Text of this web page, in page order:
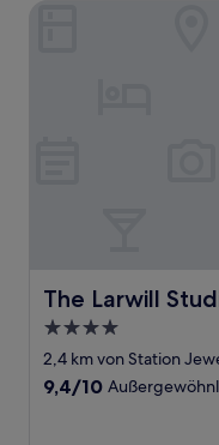
The Larwill
The Larwill Studio
4.0-
Sterne-
Unterkunft
2,4 km von Station
9.4
9,4/10